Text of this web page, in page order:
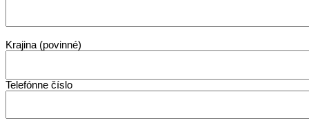
Krajina (povinné)
Telefónne číslo